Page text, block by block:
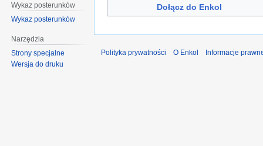
Dołącz do Enkol
Wykaz posterunków
Wykaz posterunków
Narzędzia
Strony specjalne
Wersja do druku
Polityka prywatności O Enkol Informacje